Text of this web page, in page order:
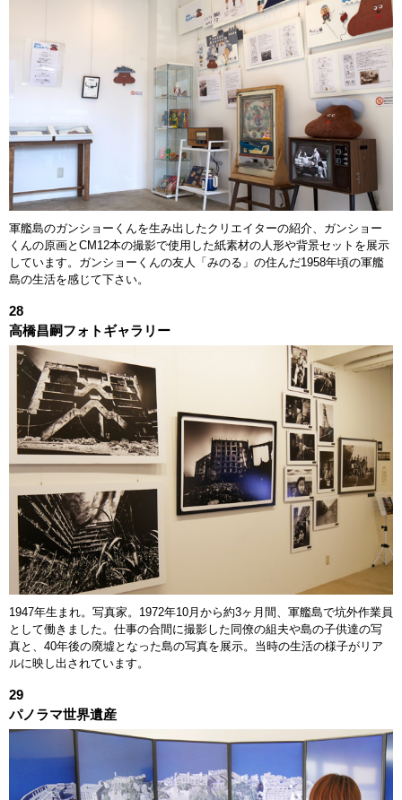
軍艦島のガンショーくんを生み出したクリエイターの紹介、ガンショー
くんの原画とCM12本の撮影で使用した紙素材の人形や背景セットを展示
しています。ガンショーくんの友人「みのる」の住んだ1958年頃の軍艦
島の生活を感じて下さい。
28
高橋昌嗣フォトギャラリー
1947年生まれ。写真家。1972年10月から約3ヶ月間、軍艦島で坑外作業員
として働きました。仕事の合間に撮影した同僚の組夫や島の子供達の写
真と、40年後の廃墟となった島の写真を展示。当時の生活の様子がリア
ルに映し出されています。
29
パノラマ世界遺産